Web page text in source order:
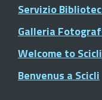
Servizio
Galleria
Welcome to Scicli
Benvenus a Scicli